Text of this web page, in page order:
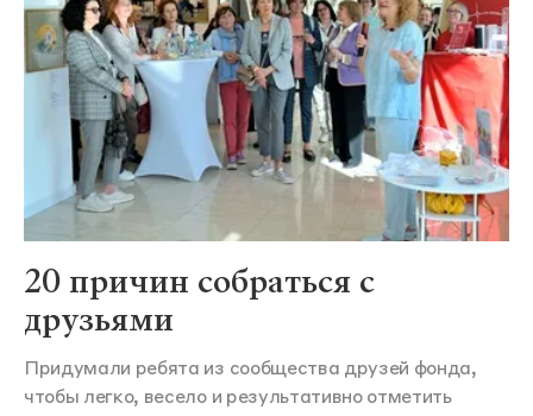
20 причин собраться с
друзьями
Придумали ребята из сообщества друзей фонда,
чтобы легко, весело и результативно отметить